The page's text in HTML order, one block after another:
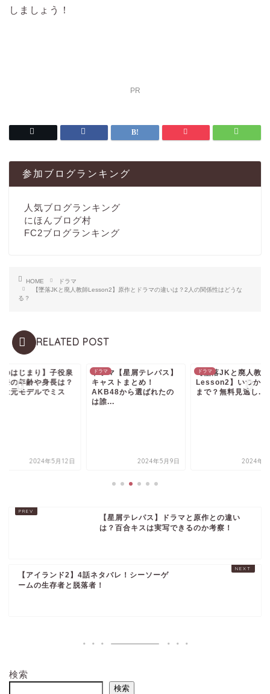
しましょう！
PR
参加ブログランキング
人気ブログランキング
にほんブログ村
FC2ブログランキング
HOME
ドラマ
【墜落JKと廃人教師Lesson2】原作とドラマの違いは？2人の関係性はどうな
る？
RELATED POST
のはじまり】子役泉
奈の年齢や身長は？
は元モデルでミス
2024年5月12日
ドラマ
ドラマ【星屑テレパス】
キャストまとめ！
AKB48から選ばれたの
は誰...
2024年5月9日
ドラマ
【墜落JKと廃人教師
Lesson2】いつから
まで？無料見逃し...
2024年5
【星屑テレパス】ドラマと原作との違い
は？百合キスは実写できるのか考察！
【アイランド2】4話ネタバレ！シーソーゲ
ームの生存者と脱落者！
検索
検索